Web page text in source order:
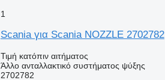
1
Scania για Scania NOZZLE 2702782
Τιμή κατόπιν αιτήματος
Άλλο ανταλλακτικό συστήματος ψύξης
2702782